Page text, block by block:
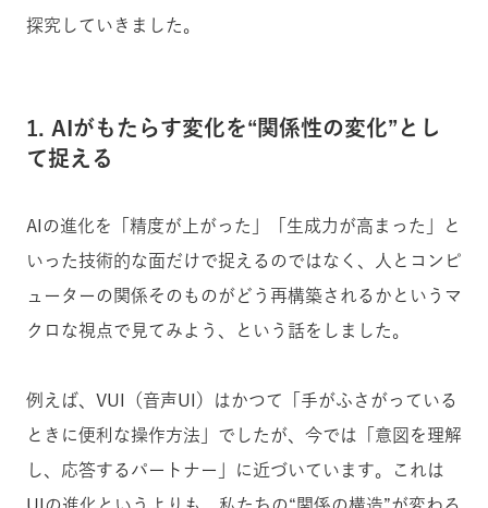
探究していきました。
1. AIがもたらす変化を“関係性の変化”とし
て捉える
AIの進化を「精度が上がった」「生成力が高まった」と
いった技術的な面だけで捉えるのではなく、人とコンピ
ューターの関係そのものがどう再構築されるかというマ
クロな視点で見てみよう、という話をしました。
例えば、VUI（音声UI）はかつて「手がふさがっている
ときに便利な操作方法」でしたが、今では「意図を理解
し、応答するパートナー」に近づいています。これは